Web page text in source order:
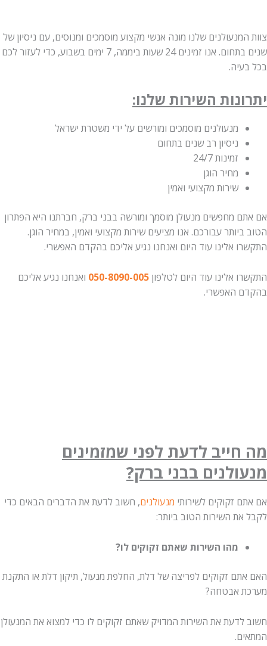
צוות המנעולנים שלנו מונה אנשי מקצוע מוסמכים ומנוסים, עם ניסיון של
שנים בתחום. אנו זמינים 24 שעות ביממה, 7 ימים בשבוע, כדי לעזור לכם
בכל בעיה.
יתרונות השירות שלנו:
מנעולנים מוסמכים ומורשים על ידי משטרת ישראל
ניסיון רב שנים בתחום
זמינות 24/7
מחיר הוגן
שירות מקצועי ואמין
אם אתם מחפשים מנעולן מוסמך ומורשה בבני ברק, חברתנו היא הפתרון
הטוב ביותר עבורכם. אנו מציעים שירות מקצועי ואמין, במחיר הוגן.
התקשרו אלינו עוד היום ואנחנו נגיע אליכם בהקדם האפשרי.
התקשרו אלינו עוד היום לטלפון 050-8090-005 ואנחנו נגיע אליכם
בהקדם האפשרי.
מה חייב לדעת לפני שמזמינים
מנעולנים בבני ברק?
אם אתם זקוקים לשירותי מנעולנים, חשוב לדעת את הדברים הבאים כדי
לקבל את השירות הטוב ביותר:
מהו השירות שאתם זקוקים לו?
האם אתם זקוקים לפריצה של דלת, החלפת מנעול, תיקון דלת או התקנת
מערכת אבטחה?
חשוב לדעת את השירות המדויק שאתם זקוקים לו כדי למצוא את המנעולן
המתאים.